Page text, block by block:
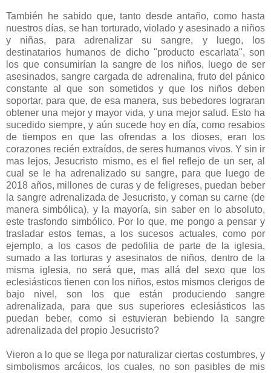
También he sabido que, tanto desde antaño, como hasta
nuestros días, se han torturado, violado y asesinado a niños
y niñas, para adrenalizar su sangre, y luego, los
destinatarios humanos de dicho "producto escarlata", son
los que consumirían la sangre de los niños, luego de ser
asesinados, sangre cargada de adrenalina, fruto del pánico
constante al que son sometidos y que los niños deben
soportar, para que, de esa manera, sus bebedores lograran
obtener una mejor y mayor vida, y una mejor salud. Esto ha
sucedido siempre, y aún sucede hoy en día, como resabios
de tiempos en que las ofrendas a los dioses, eran los
corazones recién extraídos, de seres humanos vivos. Y sin ir
mas lejos, Jesucristo mismo, es el fiel reflejo de un ser, al
cual se le ha adrenalizado su sangre, para que luego de
2018 años, millones de curas y de feligreses, puedan beber
la sangre adrenalizada de Jesucristo, y coman su carne (de
manera simbólica), y la mayoría, sin saber en lo absoluto,
este trasfondo simbólico. Por lo que, me pongo a pensar y
trasladar estos temas, a los sucesos actuales, como por
ejemplo, a los casos de pedofilia de parte de la iglesia,
sumado a las torturas y asesinatos de niños, dentro de la
misma iglesia, no será que, mas allá del sexo que los
eclesiásticos tienen con los niños, estos mismos clerigos de
bajo nivel, son los que están produciendo sangre
adrenalizada, para que sus superiores eclesiásticos las
puedan beber, como si estuvieran bebiendo la sangre
adrenalizada del propio Jesucristo?
Vieron a lo que se llega por naturalizar ciertas costumbres, y
simbolismos arcáicos, los cuales, no son pasibles de mis